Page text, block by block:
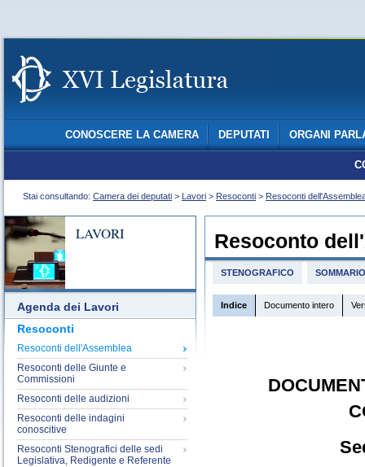
CONOSCERE LA CAMERA DEPUTATI ORGANI
Stai consultando: Camera dei deputati > Lavori > Resoconti > Resoconti
LAVORI
Agenda dei Lavori
Resoconti
Resoconti dell'Assemblea
Resoconti delle Giunte e
Commissioni
Resoconti delle audizioni
Resoconti delle indagini
conoscitive
Resoconti Stenografici delle sedi
Legislativa, Redigente e Referente
Resoconto
STENOGRAFICO SOMMARIO
Indice Documento intero